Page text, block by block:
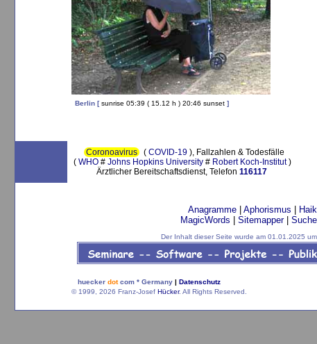
Berlin [sunrise 05:39 ( 15.12 h ) 20:46 sunset ]
Coronoavirus ( COVID-19 ), Fallzahlen & Todesfälle
( WHO # Johns Hopkins University # Robert Koch-Institut)
Ärztlicher Bereitschaftsdienst, Telefon 116117
Anagramme| Aphorismus
MagicWords
Sitemapper|
Der Inhalt dieser Seite wurde am 01.01.2025
huecker dotcom * Germany | Datenschutz
© 1999, 2026 Franz-Josef Hücker. All Rights Reserved.